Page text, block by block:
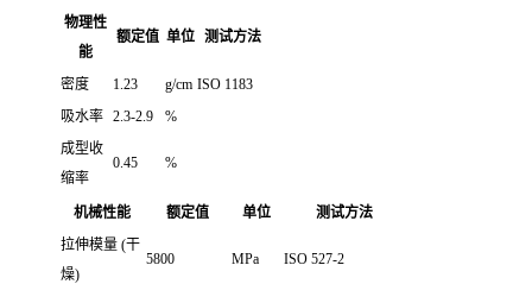
物理性
能
额定值 单位 测试方法
密度 1.23 g/cm ISO 1183
吸水率 2.3-2.9
%
成型收
缩率
0.45 %
机械性能 额定值 单位
测试方法
拉伸模量 (干
燥)
5800 MPa ISO 527-2